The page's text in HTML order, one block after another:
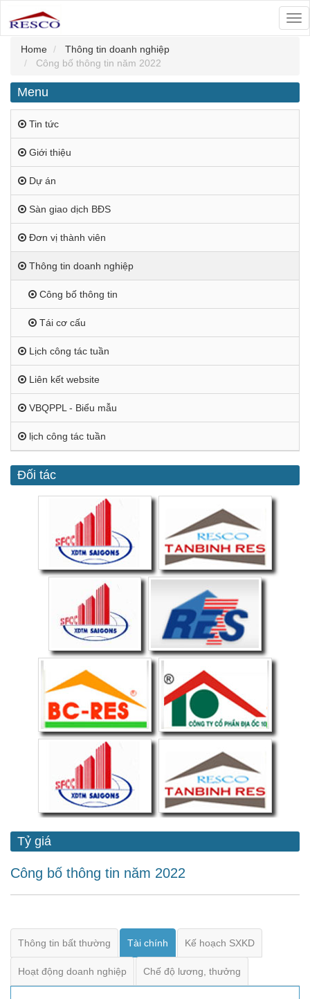
Home
Thông tin doanh nghiệp
Công bố thông tin năm 2022
Menu
Tin tức
Giới thiệu
Dự án
Sàn giao dịch BĐS
Đơn vị thành viên
Thông tin doanh nghiệp
Công bố thông tin
Tái cơ cấu
Lịch công tác tuần
Liên kết website
VBQPPL - Biểu mẫu
lịch công tác tuần
Đối tác
Tỷ giá
Công bố thông tin năm 2022
Thông tin bất thường Tài chính Kế hoạch SXKD
Hoạt động doanh nghiệp Chế độ lương, thưởng